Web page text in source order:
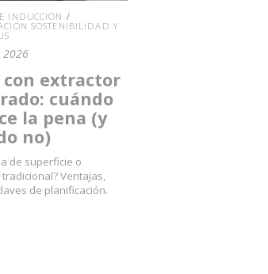
INDUCCIÓN /
SOSTENIBILIDAD Y
2026
con extractor
cuándo
la pena (y
no)
de superficie o
Ventajas,
de planificación.